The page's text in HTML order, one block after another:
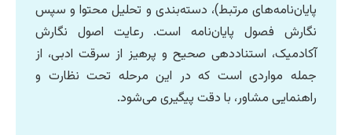
پایان‌نامه‌های مرتبط)، دسته‌بندی و تحلیل محتوا و سپس
نگارش فصول پایان‌نامه است. رعایت اصول نگارش
آکادمیک، استناددهی صحیح و پرهیز از سرقت ادبی، از
جمله مواردی است که در این مرحله تحت نظارت و
راهنمایی مشاور، با دقت پیگیری می‌شود.